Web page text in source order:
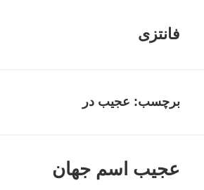
فانتزی
برچسب: عجیب در
عجیب اسم جهان